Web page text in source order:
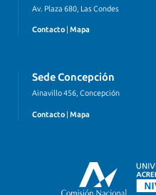
Av. Plaza 680, Las Condes
Contacto | Mapa
Sede Concepción
Ainavillo 456, Concepción
Contacto | Mapa